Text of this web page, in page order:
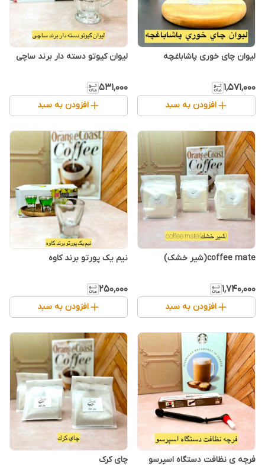
لیوان چای خوری پاشاباغچه
۱٬۵۷۱٬۰۰۰
افزودن به سبد
لیوان کیوتو دسته دار برند ساچی
۵۳۱٬۰۰۰
افزودن به سبد
coffee mate(شیر خشک)
۱٬۷۴۰٬۰۰۰
افزودن به سبد
نیم یک پورتو برند کاوه
۲۵۰٬۰۰۰
افزودن به سبد
فرچه ی نظافت دستگاه اسپرسو چای کرک